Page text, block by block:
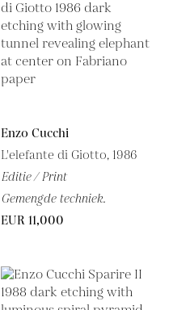
Enzo Cucchi
L'elefante di Giotto, 1986
Editie / Print
Gemengde techniek.
EUR 11,000